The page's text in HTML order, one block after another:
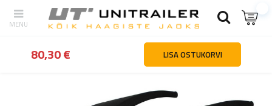
tagasi Kodu Poritiivad ja poripõlled
80,30 € LISA OSTUKORVI